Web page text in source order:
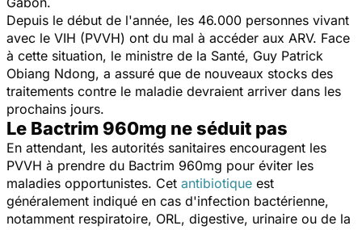
Depuis le début de l'année, les 46.000 personnes vivant
avec le VIH (PVVH) ont du mal à accéder aux ARV. Face
à cette situation, le ministre de la Santé, Guy Patrick
Obiang Ndong, a assuré que de nouveaux stocks des
traitements contre le maladie devraient arriver dans les
prochains jours.
Le Bactrim 960mg ne séduit pas
En attendant, les autorités sanitaires encouragent les
PVVH à prendre du Bactrim 960mg pour éviter les
maladies opportunistes. Cet antibiotique est
généralement indiqué en cas d'infection bactérienne,
notamment respiratoire, ORL, digestive, urinaire ou de la